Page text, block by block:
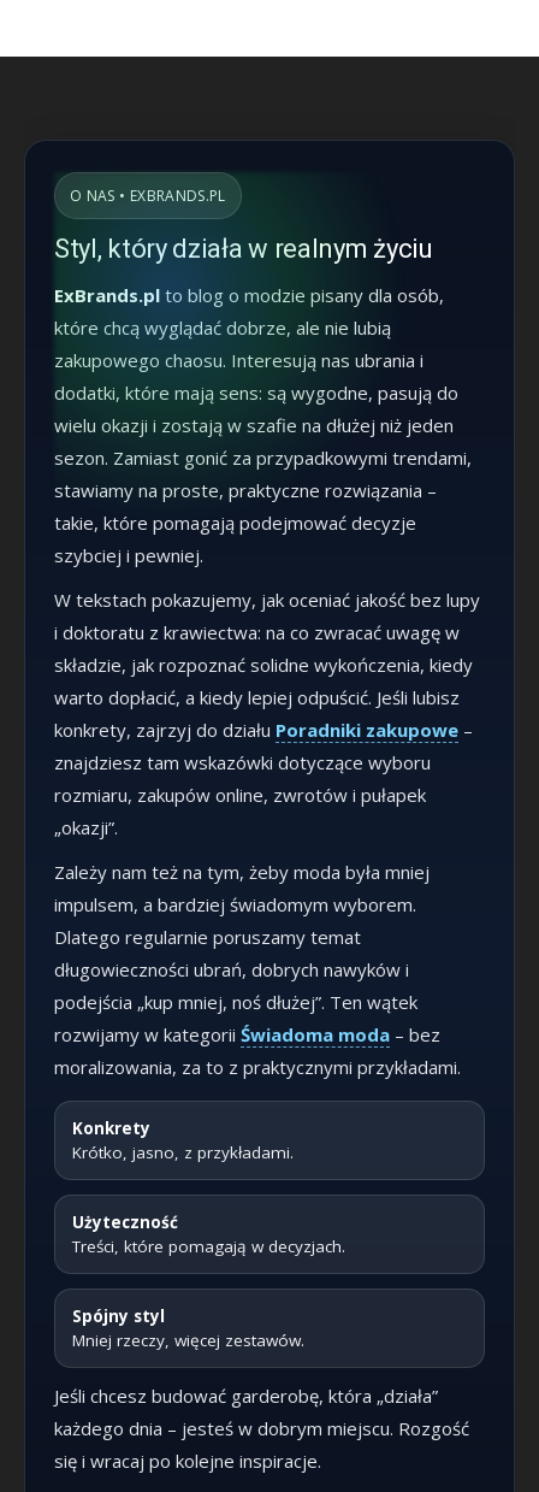
O NAS • EXBRANDS.PL
Styl, który działa w realnym życiu
ExBrands.pl to blog o modzie pisany dla osób,
które chcą wyglądać dobrze, ale nie lubią
zakupowego chaosu. Interesują nas ubrania i
dodatki, które mają sens: są wygodne, pasują do
wielu okazji i zostają w szafie na dłużej niż jeden
sezon. Zamiast gonić za przypadkowymi trendami,
stawiamy na proste, praktyczne rozwiązania –
takie, które pomagają podejmować decyzje
szybciej i pewniej.
W tekstach pokazujemy, jak oceniać jakość bez lupy
i doktoratu z krawiectwa: na co zwracać uwagę w
składzie, jak rozpoznać solidne wykończenia, kiedy
warto dopłacić, a kiedy lepiej odpuścić. Jeśli lubisz
konkrety, zajrzyj do działu Poradniki zakupowe –
znajdziesz tam wskazówki dotyczące wyboru
rozmiaru, zakupów online, zwrotów i pułapek
„okazji”.
Zależy nam też na tym, żeby moda była mniej
impulsem, a bardziej świadomym wyborem.
Dlatego regularnie poruszamy temat
długowieczności ubrań, dobrych nawyków i
podejścia „kup mniej, noś dłużej”. Ten wątek
rozwijamy w kategorii Świadoma moda – bez
moralizowania, za to z praktycznymi przykładami.
Konkrety
Krótko, jasno, z przykładami.
Użyteczność
Treści, które pomagają w decyzjach.
Spójny styl
Mniej rzeczy, więcej zestawów.
Jeśli chcesz budować garderobę, która „działa”
każdego dnia – jesteś w dobrym miejscu. Rozgość
się i wracaj po kolejne inspiracje.